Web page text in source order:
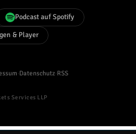
Podcast auf Spotify
& Player
·Datenschutz·RSS
Services LLP